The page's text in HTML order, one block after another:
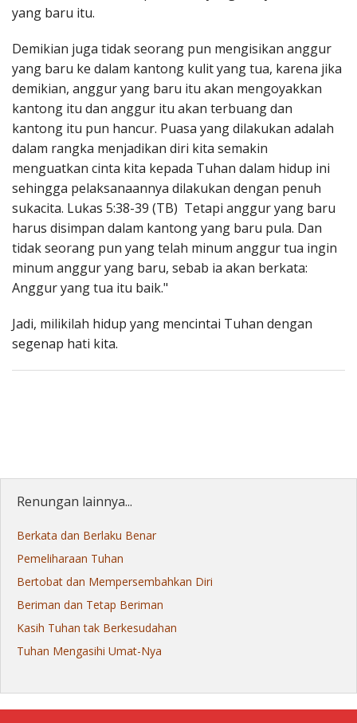
yang baru itu.
Demikian juga tidak seorang pun mengisikan anggur
yang baru ke dalam kantong kulit yang tua, karena jika
demikian, anggur yang baru itu akan mengoyakkan
kantong itu dan anggur itu akan terbuang dan
kantong itu pun hancur. Puasa yang dilakukan adalah
dalam rangka menjadikan diri kita semakin
menguatkan cinta kita kepada Tuhan dalam hidup ini
sehingga pelaksanaannya dilakukan dengan penuh
sukacita. Lukas 5:38-39 (TB) Tetapi anggur yang baru
harus disimpan dalam kantong yang baru pula. Dan
tidak seorang pun yang telah minum anggur tua ingin
minum anggur yang baru, sebab ia akan berkata:
Anggur yang tua itu baik."
Jadi, milikilah hidup yang mencintai Tuhan dengan
segenap hati kita.
Renungan lainnya...
Berkata dan Berlaku Benar
Pemeliharaan Tuhan
Bertobat dan Mempersembahkan Diri
Beriman dan Tetap Beriman
Kasih Tuhan tak Berkesudahan
Tuhan Mengasihi Umat-Nya